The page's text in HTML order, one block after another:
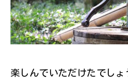
楽しんでいただけたでしょ